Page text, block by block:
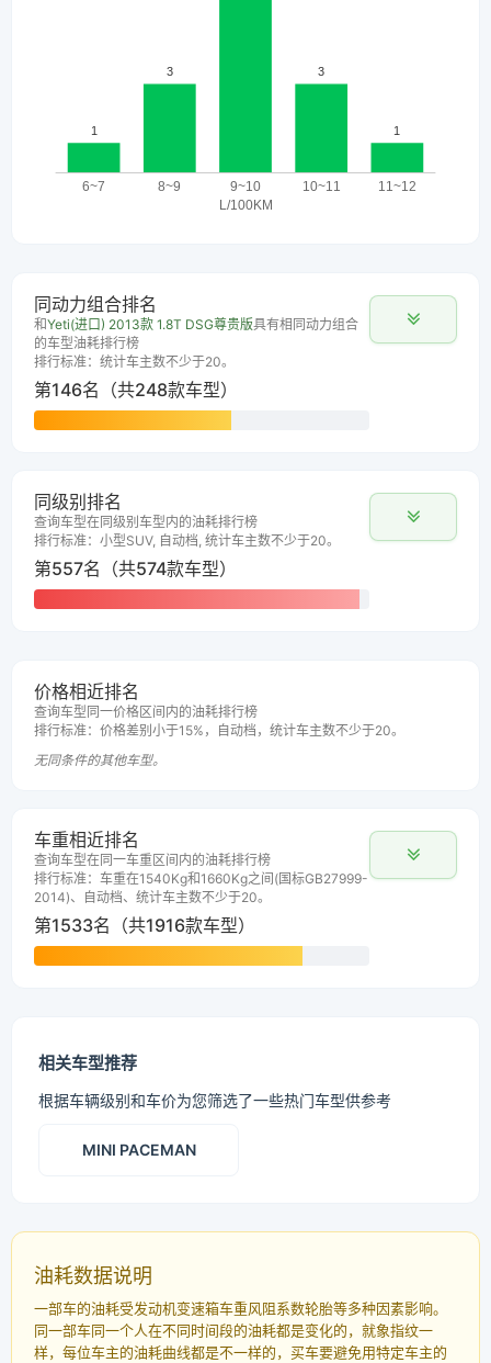
同动力组合排名
和Yeti(进口) 2013款 1.8T DSG尊贵版具有相同动力组合
的车型油耗排行榜
排行标准：统计车主数不少于20。
第146名（共248款车型）
同级别排名
查询车型在同级别车型内的油耗排行榜
排行标准：小型SUV, 自动档, 统计车主数不少于20。
第557名（共574款车型）
价格相近排名
查询车型同一价格区间内的油耗排行榜
排行标准：价格差别小于15%，自动档，统计车主数不少于20。
无同条件的其他车型。
车重相近排名
查询车型在同一车重区间内的油耗排行榜
排行标准：车重在1540Kg和1660Kg之间(国标GB27999-
2014)、自动档、统计车主数不少于20。
第1533名（共1916款车型）
相关车型推荐
根据车辆级别和车价为您筛选了一些热门车型供参考
MINI PACEMAN
油耗数据说明
一部车的油耗受发动机变速箱车重风阻系数轮胎等多种因素影响。
同一部车同一个人在不同时间段的油耗都是变化的，就象指纹一
样，每位车主的油耗曲线都是不一样的，买车要避免用特定车主的